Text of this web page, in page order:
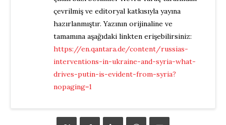
çevrilmiş ve editoryal katkısıyla yayına
hazırlanmıştır. Yazının orijinaline ve
tamamına aşağıdaki linkten erişebilirsiniz:
https://en.qantara.de/content/russias-
interventions-in-ukraine-and-syria-what-
drives-putin-is-evident-from-syria?
nopaging=1